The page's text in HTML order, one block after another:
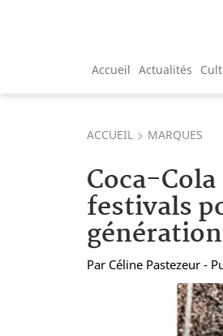
Accueil Actualités
ACCUEIL MARQUES
Coca-
festivals
génération
Par Céline Pastezeur -